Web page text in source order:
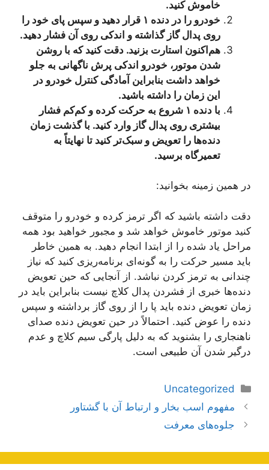
خاموش کنید.
خودرو را در دنده ۱ قرار دهید و سپس پای خود را
روی پدال گاز گذاشته و اندکی روی آن فشار دهید.
هم‌اکنون استارت بزنید. دقت کنید که با روشن
شدن موتور، خودرو اندکی پرش ناگهانی به جلو
خواهد داشت بنابراین آمادگی کنترل خودرو در
این زمان را داشته باشید.
با دنده ۱ شروع به حرکت کرده و کم‌کم فشار
بیشتری روی پدال گاز وارد کنید. با گذشت زمان
دنده‌ها را تعویض و سبک‌تر کنید تا نهایتاً به
تعمیرگاه برسید.
در همین زمینه بخوانید:
دقت داشته باشید که اگر ترمز کرده و خودرو را متوقف
کنید موتور خاموش خواهد شد و مجبور خواهید بود همه
مراحل یاد شده را از ابتدا انجام دهید. به همین خاطر
باید مسیر حرکت را به ‌گونه‌ای برنامه‌ریزی کنید که نیاز
چندانی به ترمز کردن نباشد. از آنجایی که حین تعویض
دنده‌ها خبری از فشردن پدال کلاچ نیست بنابراین باید در
زمان تعویض دنده باید پا را از روی گاز برداشته و سپس
دنده را عوض کنید. احتمالاً در حین تعویض دنده صدای
ناهنجاری را بشنوید که به دلیل پارگی سیم کلاچ و عدم
درگیر شدن آن طبیعی است.
دسته‌ها
Uncategorized
ناوبری
نوشته‌ها
مفهوم اسب بخار و ارتباط آن با گشتاور
جلوه‌های معرفت